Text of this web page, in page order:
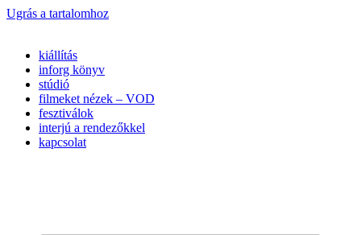
Ugrás a tartalomhoz
kiállítás
inforg könyv
stúdió
filmeket nézek – VOD
fesztiválok
interjú a rendezőkkel
kapcsolat